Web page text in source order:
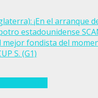
¡En el arranque
estadounidense
mejor fondista del
S. (G1)